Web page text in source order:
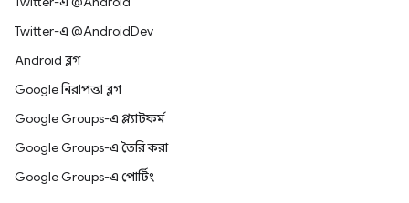
Twitter-এ @AndroidDev
Android ব্লগ
Google নিরাপত্তা ব্লগ
Google Groups-এ প্ল্যাটফর্ম
Google Groups-এ তৈরি করা
Google Groups-এ পোর্টিং